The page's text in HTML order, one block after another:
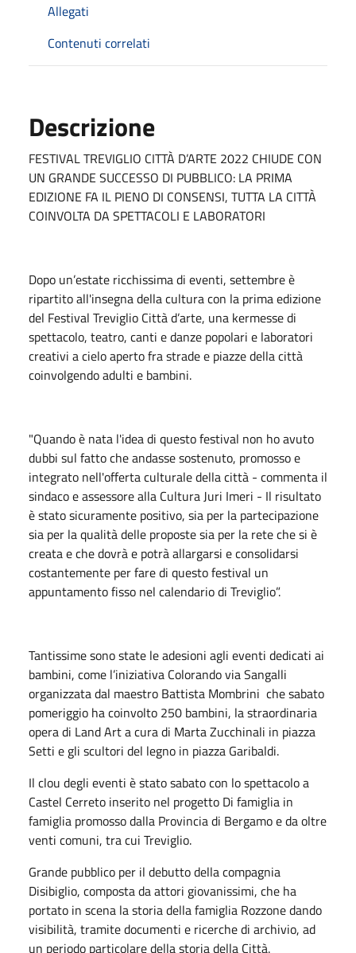
Allegati
Contenuti correlati
Descrizione
FESTIVAL TREVIGLIO CITTÀ D’ARTE 2022 CHIUDE CON
UN GRANDE SUCCESSO DI PUBBLICO: LA PRIMA
EDIZIONE FA IL PIENO DI CONSENSI, TUTTA LA CITTÀ
COINVOLTA DA SPETTACOLI E LABORATORI
Dopo un’estate ricchissima di eventi, settembre è
ripartito all'insegna della cultura con la prima edizione
del Festival Treviglio Città d’arte, una kermesse di
spettacolo, teatro, canti e danze popolari e laboratori
creativi a cielo aperto fra strade e piazze della città
coinvolgendo adulti e bambini.
"Quando è nata l'idea di questo festival non ho avuto
dubbi sul fatto che andasse sostenuto, promosso e
integrato nell'offerta culturale della città - commenta il
sindaco e assessore alla Cultura Juri Imeri - Il risultato
è stato sicuramente positivo, sia per la partecipazione
sia per la qualità delle proposte sia per la rete che si è
creata e che dovrà e potrà allargarsi e consolidarsi
costantemente per fare di questo festival un
appuntamento fisso nel calendario di Treviglio”.
Tantissime sono state le adesioni agli eventi dedicati ai
bambini, come l’iniziativa Colorando via Sangalli
organizzata dal maestro Battista Mombrini che sabato
pomeriggio ha coinvolto 250 bambini, la straordinaria
opera di Land Art a cura di Marta Zucchinali in piazza
Setti e gli scultori del legno in piazza Garibaldi.
Il clou degli eventi è stato sabato con lo spettacolo a
Castel Cerreto inserito nel progetto Di famiglia in
famiglia promosso dalla Provincia di Bergamo e da oltre
venti comuni, tra cui Treviglio.
Grande pubblico per il debutto della compagnia
Disibiglio, composta da attori giovanissimi, che ha
portato in scena la storia della famiglia Rozzone dando
visibilità, tramite documenti e ricerche di archivio, ad
un periodo particolare della storia della Città.